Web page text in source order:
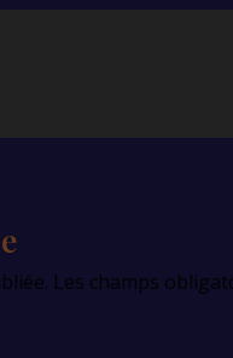
Les champs